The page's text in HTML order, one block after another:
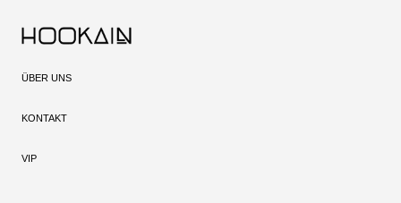
ÜBER UNS
KONTAKT
VIP